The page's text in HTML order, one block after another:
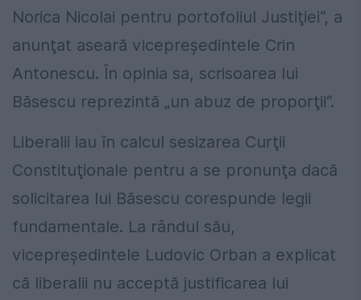
Norica Nicolai pentru portofoliul Justiţiei“, a
anunţat aseară vicepreşedintele Crin
Antonescu. În opinia sa, scrisoarea lui
Băsescu reprezintă „un abuz de proporţii“.
Liberalii iau în calcul sesizarea Curţii
Constituţionale pentru a se pronunţa dacă
solicitarea lui Băsescu corespunde legii
fundamentale. La rândul său,
vicepreşedintele Ludovic Orban a explicat
că liberalii nu acceptă justificarea lui